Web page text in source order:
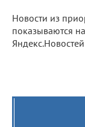
Новости из
показываются